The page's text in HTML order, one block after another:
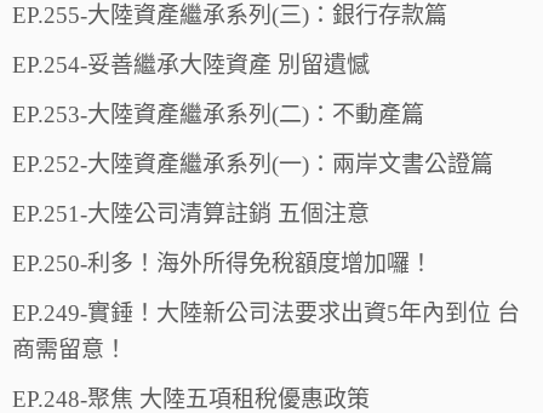
EP.255-大陸資產繼承系列(三)：銀行存款篇
EP.254-妥善繼承大陸資產 別留遺憾
EP.253-大陸資產繼承系列(二)：不動產篇
EP.252-大陸資產繼承系列(一)：兩岸文書公證篇
EP.251-大陸公司清算註銷 五個注意
EP.250-利多！海外所得免稅額度增加囉！
EP.249-實錘！大陸新公司法要求出資5年內到位 台
商需留意！
EP.248-聚焦 大陸五項租稅優惠政策